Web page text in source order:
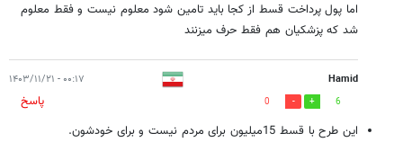
اما پول پرداخت قسط از کجا باید تامین شود معلوم نیست و فقط معلوم
شد که پزشکیان هم فقط حرف میزنند
Hamid ۰۰:۱۷ - ۱۴۰۳/۱۱/۲۱
6
0
پاسخ
این طرح با قسط 15میلیون برای مردم نیست و برای خودشون.